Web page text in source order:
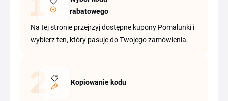
rabatowego
Na tej stronie przejrzyj dostępne kupony Pomalunki i
wybierz ten, który pasuje do Twojego zamówienia.
Kopiowanie kodu